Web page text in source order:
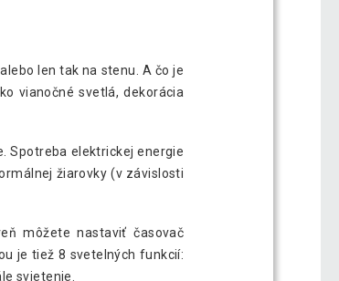
len tak na stenu. A čo je
vianočné svetlá, dekorácia
Spotreba elektrickej energie
žiarovky (v závislosti
môžete nastaviť časovač
je tiež 8 svetelných funkcií:
svietenie.